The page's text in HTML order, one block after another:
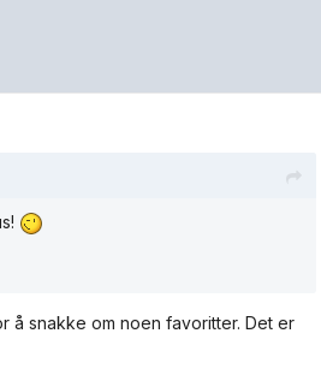
å snakke om noen favoritter. Det er